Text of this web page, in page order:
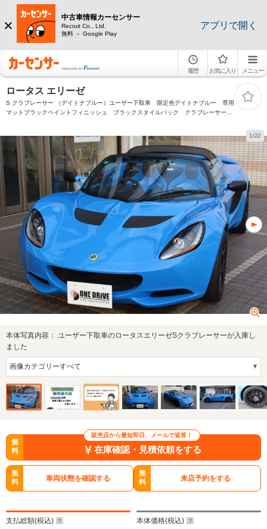
中古車情報カーセンサー
Recruit Co., Ltd.
無料 － Google Play
アプリで開く
履歴 お気に入り メニュー
ロータス エリーゼ
S クラブレーサー （デイトナブルー）ユーザー下取車 限定色デイトナブルー 専用
マットブラックペイントフィニッシュ ブラックスタイルパック クラブレーサーロ
1/22
本体写真内容： ユーザー下取車のロータスエリーゼSクラブレーサーが入庫し
ました
販売店から最短即日、メールで返答！
無
料
在庫確認・見積依頼をする
無
料
車両状態を確認する
無
料
来店予約をする
支払総額(税込) 本体価格(税込)